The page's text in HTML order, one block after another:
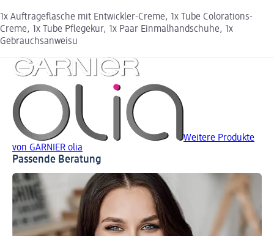
1x Auftrageflasche mit Entwickler-Creme, 1x Tube Colorations-
Creme, 1x Tube Pflegekur, 1x Paar Einmalhandschuhe, 1x
Gebrauchsanweisu
Weitere Produkte
von GARNIER olia
Passende Beratung